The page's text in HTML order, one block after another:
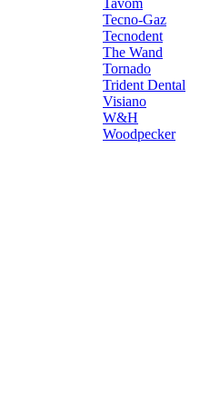
Tavom
Tecno-Gaz
Tecnodent
The Wand
Tornado
Trident Dental
Visiano
W&H
Woodpecker